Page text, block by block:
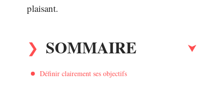
plaisant.
SOMMAIRE
Définir clairement ses objectifs